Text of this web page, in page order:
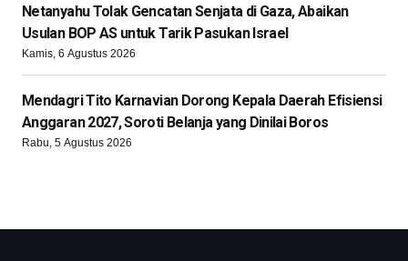
Netanyahu Tolak Gencatan Senjata di Gaza, Abaikan
Usulan BOP AS untuk Tarik Pasukan Israel
Kamis, 6 Agustus 2026
Mendagri Tito Karnavian Dorong Kepala Daerah Efisiensi
Anggaran 2027, Soroti Belanja yang Dinilai Boros
Rabu, 5 Agustus 2026